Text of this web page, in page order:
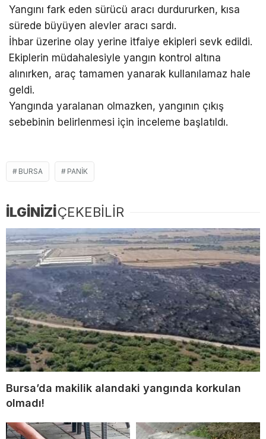
Yangını fark eden sürücü aracı durdururken, kısa
sürede büyüyen alevler aracı sardı.
İhbar üzerine olay yerine itfaiye ekipleri sevk edildi.
Ekiplerin müdahalesiyle yangın kontrol altına
alınırken, araç tamamen yanarak kullanılamaz hale
geldi.
Yangında yaralanan olmazken, yangının çıkış
sebebinin belirlenmesi için inceleme başlatıldı.
BURSA PANIK
İLGİNİZİÇEKEBİLİR
Bursa’da makilik alandaki yangında korkulan
olmadı!